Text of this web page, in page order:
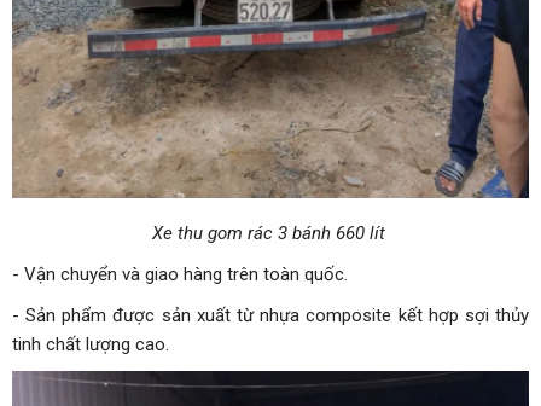
Xe thu gom rác 3 bánh 660 lít
- Vận chuyển và giao hàng trên toàn quốc.
- Sản phẩm được sản xuất từ nhựa composite kết hợp sợi thủy
tinh chất lượng cao.